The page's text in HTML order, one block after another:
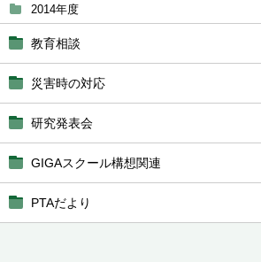
2014年度
教育相談
災害時の対応
研究発表会
GIGAスクール構想関連
PTAだより